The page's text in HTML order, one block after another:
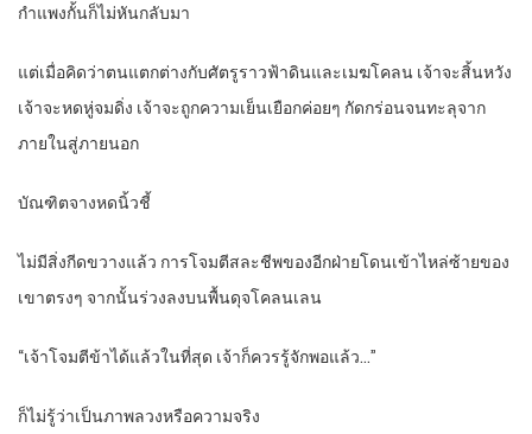
กำแพงกั้นก็ไม่หันกลับมา
แต่เมื่อคิดว่าตนแตกต่างกับศัตรูราวฟ้าดินและเมฆโคลน เจ้าจะสิ้นหวัง
เจ้าจะหดหู่จมดิ่ง เจ้าจะถูกความเย็นเยือกค่อยๆ กัดกร่อนจนทะลุจาก
ภายในสู่ภายนอก
บัณฑิตจางหดนิ้วชี้
ไม่มีสิ่งกีดขวางแล้ว การโจมตีสละชีพของอีกฝ่ายโดนเข้าไหล่ซ้ายของ
เขาตรงๆ จากนั้นร่วงลงบนพื้นดุจโคลนเลน
“เจ้าโจมตีข้าได้แล้วในที่สุด เจ้าก็ควรรู้จักพอแล้ว…”
ก็ไม่รู้ว่าเป็นภาพลวงหรือความจริง